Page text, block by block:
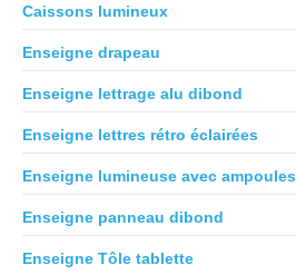
Caissons lumineux
Enseigne drapeau
Enseigne lettrage alu dibond
Enseigne lettres rétro éclairées
Enseigne lumineuse avec ampoules
Enseigne panneau dibond
Enseigne Tôle tablette